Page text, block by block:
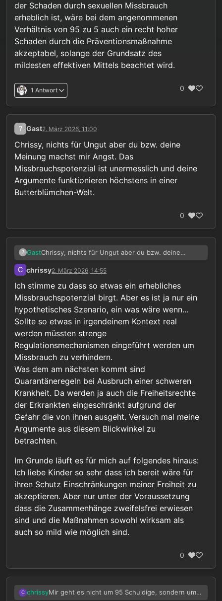
der Schaden durch sexuellen Missbrauch
erheblich ist, wäre bei dem angenommenen
Verhältnis von 95 zu 5 auch ein recht hoher
Schaden durch die Präventionsmaßnahme
akzeptabel, solange der Grundsatz des
mildesten effektiven Mittels beachtet wird.
1 Antwort 0
? Gast2. März 2026, 11:00
Chrissy, nichts für Ungut aber du bzw. deine
Meinung machst mir Angst. Das
Missbrauchspotenzial ist unermesslich und deine
Argumente funktionieren höchstens in einer
Butterblümchen-Welt.
0
? GastChrissy, nichts für Ungut aber du bzw. deine
Meinung machst mir Angst. Das
Missbrauchspotenzial ist unermesslich und deine
Butterblümchen-Welt.
C chrissy2. März 2026, 14:55
Ich stimme zu dass so etwas ein erhebliches
Missbrauchspotenzial birgt. Aber es ist ja nur ein
hypothetisches Szenario, ein was wäre wenn…
Sollte so etwas in irgendeinem Kontext real
werden müssten strenge
Regulationsmechanismen eingeführt werden um
Missbrauch zu verhindern.
Was dem am nächsten kommt sind
Quarantäneregeln bei Ausbruch einer schweren
Krankheit. Da werden ja auch die Freiheitsrechte
der Erkrankten eingeschränkt aufgrund der
Gefahr die von ihnen ausgeht. Versuch mal meine
Argumente aus diesem Blickwinkel zu
betrachten.
Im Grunde läuft es für mich auf folgendes hinaus:
Ich liebe Kinder so sehr dass ich bereit wäre für
ihren Schutz Einschränkungen meiner Freiheit zu
akzeptieren. Aber nur unter der Voraussetzung
dass die Zusammenhänge zweifelsfrei erwiesen
sind und die Maßnahmen sowohl wirksam als
auch so mild wie möglich sind.
0
C chrissyMir geht es nicht um 95 Schuldige, sondern um